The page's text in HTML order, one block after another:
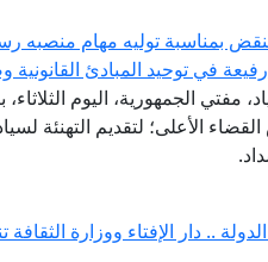
بمناسبة توليه مهام منصبه
في توحيد المبادئ
مفتي الجمهورية، اليوم
الأعلى؛ لتقديم التهنئة
.. دار الإفتاء ووزارة الثقافة